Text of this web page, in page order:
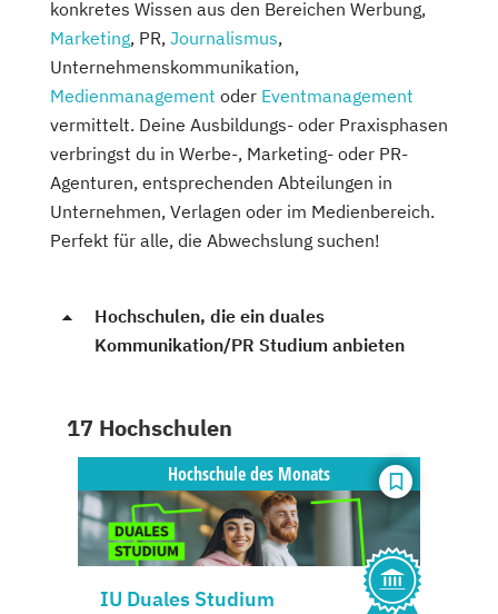
konkretes Wissen aus den Bereichen Werbung,
Marketing, PR, Journalismus,
Unternehmenskommunikation,
Medienmanagement oder Eventmanagement
vermittelt. Deine Ausbildungs- oder Praxisphasen
verbringst du in Werbe-, Marketing- oder PR-
Agenturen, entsprechenden Abteilungen in
Unternehmen, Verlagen oder im Medienbereich.
Perfekt für alle, die Abwechslung suchen!
Hochschulen, die ein duales
Kommunikation/PR Studium anbieten
17 Hochschulen
Hochschuledes Monats
IU Duales Studium